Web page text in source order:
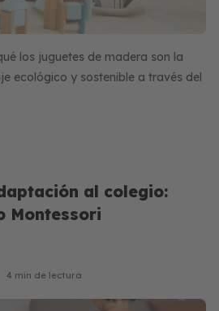
los juguetes de madera son la
ecológico y sostenible a través del
al colegio:
Montessori
4 min de lectura